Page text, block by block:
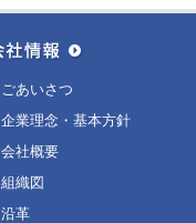
ごあいさつ
企業理念・基本方針
会社概要
組織図
沿革